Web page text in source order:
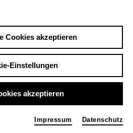
muc...
Cookies akzeptieren
Einstellungen
akzeptieren
Impressum Datenschutz